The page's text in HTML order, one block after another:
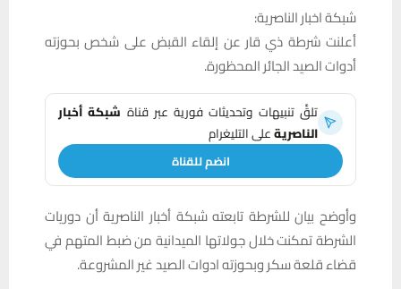
شبكة اخبار الناصرية:
أعلنت شرطة ذي قار عن إلقاء القبض على شخص بحوزته
أدوات الصيد الجائر المحظورة.
تلقَّ تنبيهات وتحديثات فورية عبر قناة شبكة أخبار
الناصريةعلى التليغرام
انضم للقناة
وأوضح بيان للشرطة تابعته شبكة أخبار الناصرية أن دوريات
الشرطة تمكنت خلال جولاتها الميدانية من ضبط المتهم في
قضاء قلعة سكر وبحوزته ادوات الصيد غير المشروعة.